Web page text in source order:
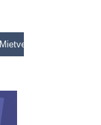
Mietvertrag &